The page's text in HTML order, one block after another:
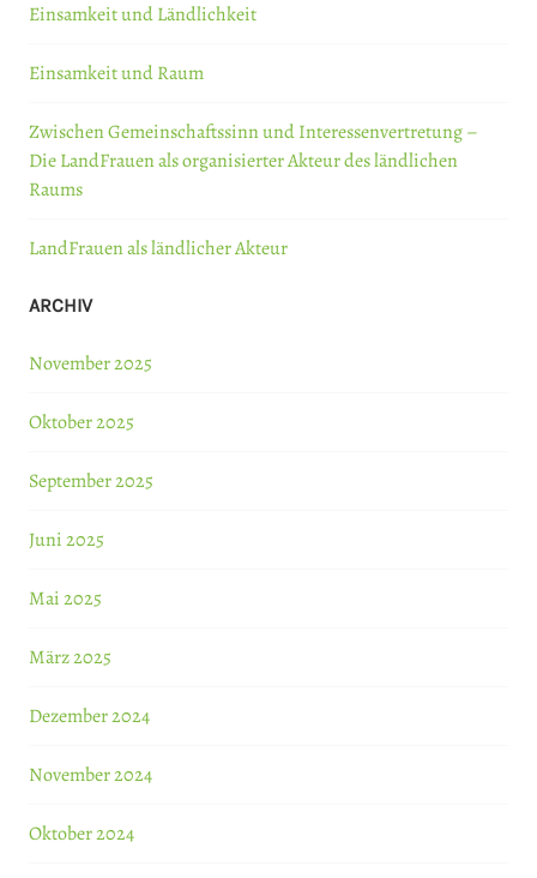
Einsamkeit und Ländlichkeit
Einsamkeit und Raum
Zwischen Gemeinschaftssinn und Interessenvertretung –
Die LandFrauen als organisierter Akteur des ländlichen
Raums
LandFrauen als ländlicher Akteur
ARCHIV
November 2025
Oktober 2025
September 2025
Juni 2025
Mai 2025
März 2025
Dezember 2024
November 2024
Oktober 2024